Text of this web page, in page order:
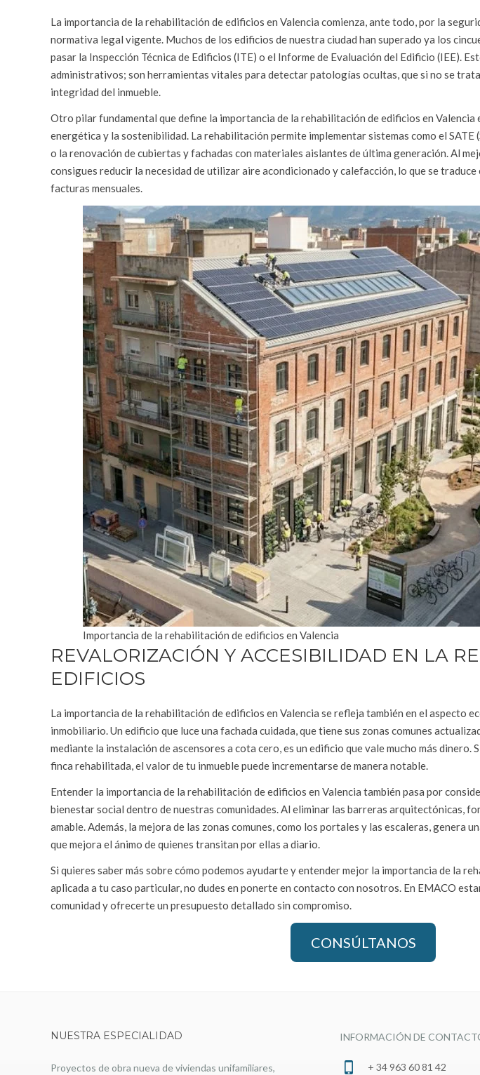
La importancia de la rehabilitación de edificios en Valencia comienza, ante todo, por la
normativa legal vigente. Muchos de los edificios de nuestra ciudad han superado ya los
pasar la Inspección Técnica de Edificios (ITE) o el Informe de Evaluación del Edificio (IEE).
administrativos; son herramientas vitales para detectar patologías ocultas, que si no se
integridad del inmueble.
Otro pilar fundamental que define la importancia de la rehabilitación de edificios en Valencia
energética y la sostenibilidad. La rehabilitación permite implementar sistemas como el
o la renovación de cubiertas y fachadas con materiales aislantes de última generación. Al
consigues reducir la necesidad de utilizar aire acondicionado y calefacción, lo que se
facturas mensuales.
Importancia de la rehabilitación de edificios en Valencia
REVALORIZACIÓN Y ACCESIBILIDAD EN LA
EDIFICIOS
La importancia de la rehabilitación de edificios en Valencia se refleja también en el aspecto
inmobiliario. Un edificio que luce una fachada cuidada, que tiene sus zonas comunes
mediante la instalación de ascensores a cota cero, es un edificio que vale mucho más dinero.
finca rehabilitada, el valor de tu inmueble puede incrementarse de manera notable.
Entender la importancia de la rehabilitación de edificios en Valencia también pasa por
bienestar social dentro de nuestras comunidades. Al eliminar las barreras arquitectónicas,
amable. Además, la mejora de las zonas comunes, como los portales y las escaleras, genera
que mejora el ánimo de quienes transitan por ellas a diario.
Si quieres saber más sobre cómo podemos ayudarte y entender mejor la importancia de la
aplicada a tu caso particular, no dudes en ponerte en contacto con nosotros. En EMACO
comunidad y ofrecerte un presupuesto detallado sin compromiso.
CONSÚLTANOS
NUESTRA ESPECIALIDAD
Proyectos de obra nueva de viviendas unifamiliares,
INFORMACIÓN DE
+ 34 963 60 81 42